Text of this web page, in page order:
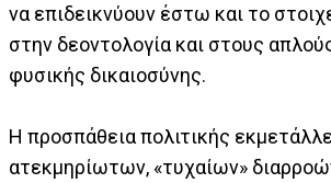
να επιδεικνύουν έστω και το
στην δεοντολογία και στους
φυσικής δικαιοσύνης.
Η προσπάθεια πολιτικής
ατεκμηρίωτων, «τυχαίων»